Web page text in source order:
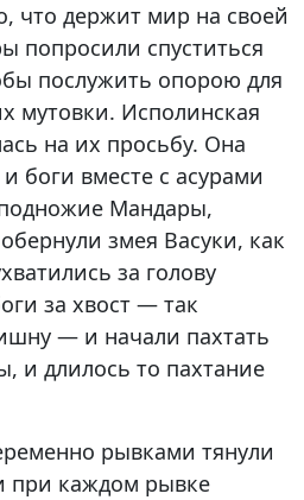
что держит мир на своей
попросили спуститься
послужить опорою для
мутовки. Исполинская
на их просьбу. Она
боги вместе с асурами
Мандары,
змея Васуки, как
за голову
за хвост — так
— и начали пахтать
и длилось то пахтание
рывками тянули
при каждом рывке